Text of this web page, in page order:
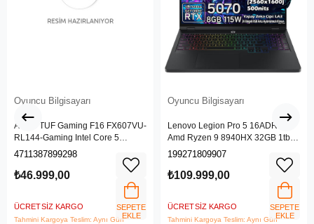
Oyuncu Bilgisayarı
ASUS TUF Gaming F16 FX607VU-
RL144-Gaming Intel Core 5
Processor 210H 16GB 512GB
SSD NVIDIA GeForce RTX 4050
6GB (140W) 144Hz 16" FHD+
4711387899298
₺46.999,00
ÜCRETSIZ KARGO
Tahmini Kargoya Teslim: Aynı Gün
SEPETE
EKLE
Oyuncu Bilgisayarı
Lenovo Legion Pro 5 16ADR10
Amd Ryzen 9 8940HX 32GB 1tb
SSD Rtx 5070 8gb 16" Wqxga
(2560X1600) IPS Panel 240Hz
115W Freedos Taşınabilir Dizüstü
199271809907
₺109.999,00
ÜCRETSIZ KARGO
Tahmini Kargoya Teslim: Aynı Gün
SEPETE
EKLE